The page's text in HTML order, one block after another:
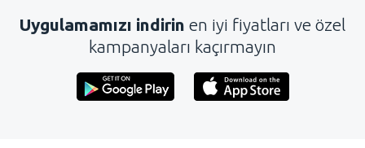
Uygulamamızı indirin en iyi fiyatları ve özel
kampanyaları kaçırmayın